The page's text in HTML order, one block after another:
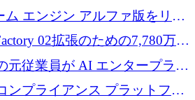
から250万ユーロを確保
エンジン アルファ版をリリ
ルのプレシード資金を確保
02拡張のための7,780万ユ
パッケージを獲得
元従業員が AI エンタープライ
プの Conduct に 6,000 万ドル
ンプライアンス プラットフォ